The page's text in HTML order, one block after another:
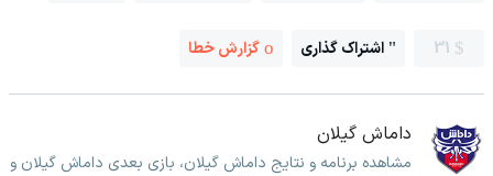
31 اشتراک گذاری گزارش خطا
داماش گیلان
مشاهده برنامه و نتایج داماش گیلان، بازی بعدی داماش گیلان و